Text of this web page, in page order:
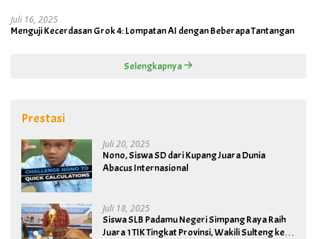
Juli 16, 2025
Menguji Kecerdasan Grok 4: Lompatan AI dengan Beberapa Tantangan
Selengkapnya
Prestasi
Juli 20, 2025
Nono, Siswa SD dari Kupang Juara Dunia
Abacus Internasional
Juli 18, 2025
Siswa SLB Padamu Negeri Simpang Raya Raih
Juara 1 TIK Tingkat Provinsi, Wakili Sulteng ke